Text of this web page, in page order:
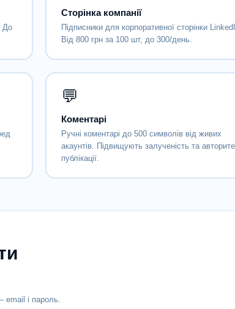
До
Сторінка компанії
Підписники для корпоративної сторінки
Від 800 грн за 100 шт, до 300/день.
💬
Коментарі
Ручні коментарі до 500 символів від живих
акаунтів. Підвищують залученість та
публікації.
email і пароль.